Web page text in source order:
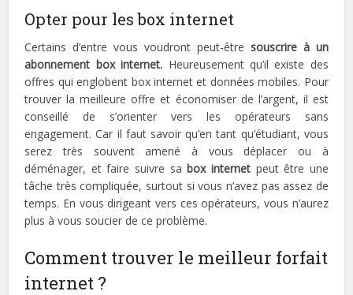
Opter pour les box internet
Certains d’entre vous voudront peut-être souscrire à un
abonnement box internet. Heureusement qu’il existe des
offres qui englobent box internet et données mobiles. Pour
trouver la meilleure offre et économiser de l’argent, il est
conseillé de s’orienter vers les opérateurs sans
engagement. Car il faut savoir qu’en tant qu’étudiant, vous
serez très souvent amené à vous déplacer ou à
déménager, et faire suivre sa box internet peut être une
tâche très compliquée, surtout si vous n’avez pas assez de
temps. En vous dirigeant vers ces opérateurs, vous n’aurez
plus à vous soucier de ce problème.
Comment trouver le meilleur forfait
internet ?